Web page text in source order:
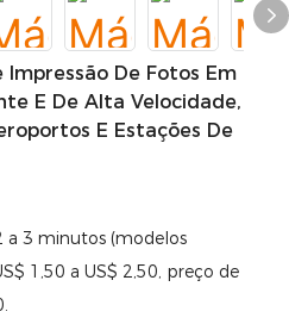
De Fotos Em
E De Alta Velocidade,
E Estações De
a 3 minutos (modelos
1,50 a US$ 2,50, preço de